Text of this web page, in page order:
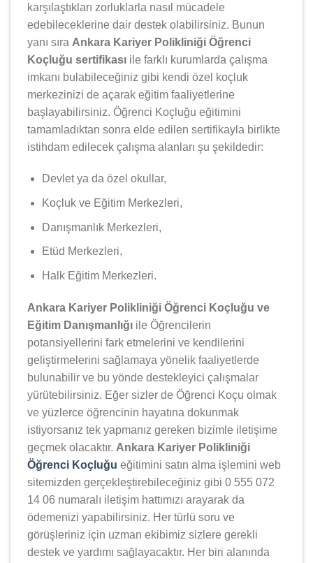
karşılaştıkları zorluklarla nasıl mücadele
edebileceklerine dair destek olabilirsiniz. Bunun
yanı sıra Ankara Kariyer Polikliniği Öğrenci
Koçluğu sertifikası ile farklı kurumlarda çalışma
imkanı bulabileceğiniz gibi kendi özel koçluk
merkezinizi de açarak eğitim faaliyetlerine
başlayabilirsiniz. Öğrenci Koçluğu eğitimini
tamamladıktan sonra elde edilen sertifikayla birlikte
istihdam edilecek çalışma alanları şu şekildedir:
Devlet ya da özel okullar,
Koçluk ve Eğitim Merkezleri,
Danışmanlık Merkezleri,
Etüd Merkezleri,
Halk Eğitim Merkezleri.
Ankara Kariyer Polikliniği Öğrenci Koçluğu ve
Eğitim Danışmanlığı ile Öğrencilerin
potansiyellerini fark etmelerini ve kendilerini
geliştirmelerini sağlamaya yönelik faaliyetlerde
bulunabilir ve bu yönde destekleyici çalışmalar
yürütebilirsiniz. Eğer sizler de Öğrenci Koçu olmak
ve yüzlerce öğrencinin hayatına dokunmak
istiyorsanız tek yapmanız gereken bizimle iletişime
geçmek olacaktır. Ankara Kariyer Polikliniği
Öğrenci Koçluğu eğitimini satın alma işlemini web
sitemizden gerçekleştirebileceğiniz gibi 0 555 072
14 06 numaralı iletişim hattımızı arayarak da
ödemenizi yapabilirsiniz. Her türlü soru ve
görüşleriniz için uzman ekibimiz sizlere gerekli
destek ve yardımı sağlayacaktır. Her biri alanında